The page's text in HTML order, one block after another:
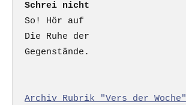
Schrei nicht
So! Hör auf
Die Ruhe der
Gegenstände.
Archiv Rubrik "Vers der Woche"